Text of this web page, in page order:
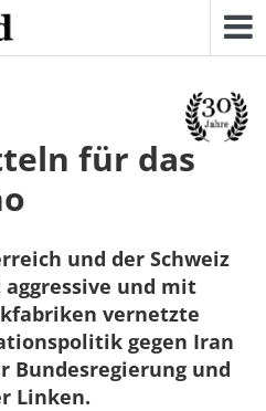
für das
und der Schweiz
und mit
vernetzte
gegen Iran
Bundesregierung und
Linken.